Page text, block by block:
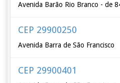
Avenida Barão Rio Branco - de
CEP 29900250
Avenida Barra de São Francisco
CEP 29900401